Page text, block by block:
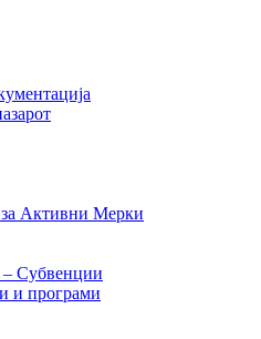
Активни Мерки
Субвенции
и програми